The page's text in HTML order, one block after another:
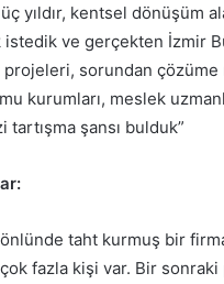
üç yıldır, kentsel
istedik ve gerçekten İzmir
sorundan çözüme
kurumları, meslek
şansı bulduk”
taht kurmuş bir
fazla kişi var. Bir